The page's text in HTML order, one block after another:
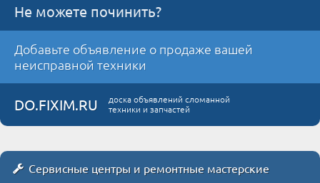
Не можете починить?
Добавьте объявление о продаже вашей
неисправной техники
DO.FIXIM.RU
доска объявлений сломанной
техники и запчастей
Сервисные центры и ремонтные мастерские